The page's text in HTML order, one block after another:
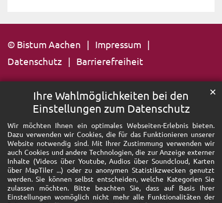
Ihre Wahlmöglichkeiten bei den
Einstellungen zum Datenschutz
Wir möchten Ihnen ein optimales Webseiten-Erlebnis bieten.
Dazu verwenden wir Cookies, die für das Funktionieren unserer
Website notwendig sind. Mit Ihrer Zustimmung verwenden wir
auch Cookies und andere Technologien, die zur Anzeige externer
Inhalte (Videos über Youtube, Audios über Soundcloud, Karten
über MapTiler ...) oder zu anonymen Statistikzwecken genutzt
werden. Sie können selbst entscheiden, welche Kategorien Sie
zulassen möchten. Bitte beachten Sie, dass auf Basis Ihrer
Einstellungen womöglich nicht mehr alle Funktionalitäten der
✕
© Bistum Aachen
Impressum
Datenschutz
Barrierefreiheit